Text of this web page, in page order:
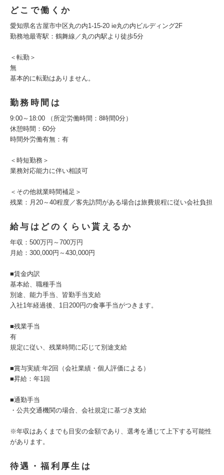
どこで働くか
愛知県名古屋市中区丸の内1-15-20 ie丸の内ビルディング2F
勤務地最寄駅：鶴舞線／丸の内駅より徒歩5分
＜転勤＞
無
基本的に転勤はありません。
勤務時間は
9:00～18:00 （所定労働時間：8時間0分）
休憩時間：60分
時間外労働有無：有
＜時短勤務＞
業務対応能力に伴い相談可
＜その他就業時間補足＞
残業：月20～40程度／客先訪問がある場合は旅費規程に従い会社負担
給与はどのくらい貰えるか
年収：500万円～700万円
月給：300,000円～430,000円
■賃金内訳
基本給、職種手当
別途、能力手当、皆勤手当支給
入社1年経過後、1日200円の食事手当がつきます。
■残業手当
有
規定に従い、残業時間に応じて別途支給
■賞与実績:年2回（会社業績・個人評価による）
■昇給：年1回
■通勤手当
・公共交通機関の場合、会社規定に基づき支給
※年収はあくまでも目安の金額であり、選考を通じて上下する可能性
があります。
待遇・福利厚生は